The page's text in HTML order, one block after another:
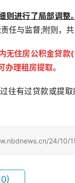
进行了局部调整。
任与监督;附则，
无住房公积金贷
理租房提取。
有过贷款或提取
24/10/